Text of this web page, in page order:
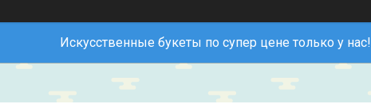
Искусственные букеты по супер цене только у нас!